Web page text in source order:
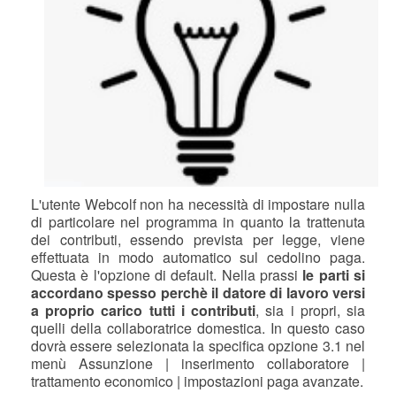
L'utente Webcolf non ha necessità di impostare nulla
di particolare nel programma in quanto la trattenuta
dei contributi, essendo prevista per legge, viene
effettuata in modo automatico sul cedolino paga.
Questa è l'opzione di default. Nella prassi le parti si
accordano spesso perchè il datore di lavoro versi
a proprio carico tutti i contributi, sia i propri, sia
quelli della collaboratrice domestica. In questo caso
dovrà essere selezionata la specifica opzione 3.1 nel
menù Assunzione | inserimento collaboratore |
trattamento economico | impostazioni paga avanzate.